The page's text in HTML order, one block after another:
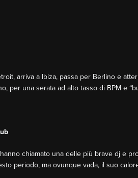
arriva a Ibiza, passa per Berlino e
per una serata ad alto tasso di BPM e
chiamato una delle più brave dj e
periodo, ma ovunque vada, il suo